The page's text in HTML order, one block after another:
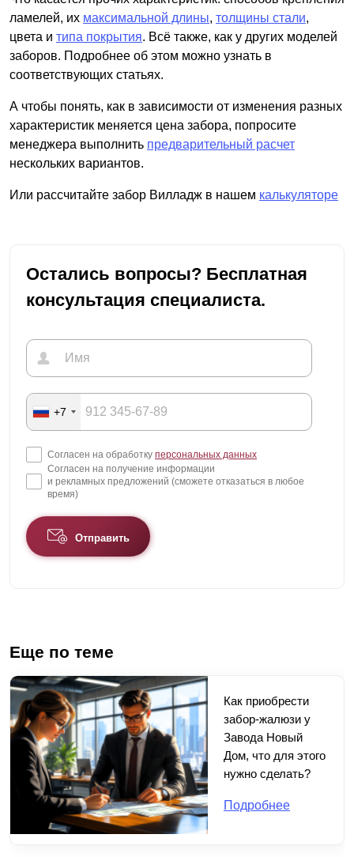
ламелей, их максимальной длины, толщины стали,
цвета и типа покрытия. Всё также, как у других моделей
заборов. Подробнее об этом можно узнать в
соответствующих статьях.
А чтобы понять, как в зависимости от изменения разных
характеристик меняется цена забора, попросите
менеджера выполнить предварительный расчет
нескольких вариантов.
Или рассчитайте забор Вилладж в нашем калькуляторе
Остались вопросы? Бесплатная
консультация специалиста.
+7
Согласен на обработку персональных данных
Согласен на получение информации
и рекламных предложений (сможете отказаться в любое
время)
Отправить
Еще по теме
Как приобрести
забор-жалюзи у
Завода Новый
Дом, что для этого
нужно сделать?
Подробнее